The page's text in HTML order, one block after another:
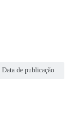
Data de publicação